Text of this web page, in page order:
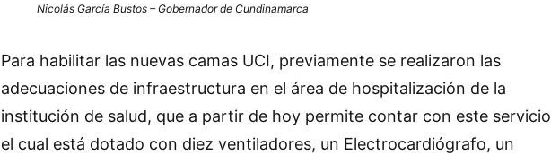
Nicolás García Bustos – Gobernador de Cundinamarca
Para habilitar las nuevas camas UCI, previamente se realizaron las
adecuaciones de infraestructura en el área de hospitalización de la
institución de salud, que a partir de hoy permite contar con este servicio
el cual está dotado con diez ventiladores, un Electrocardiógrafo, un